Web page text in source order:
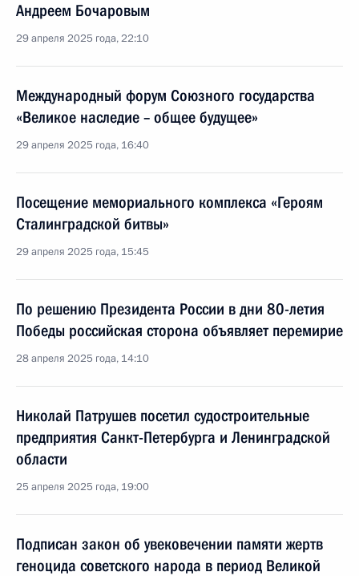
Андреем Бочаровым
29 апреля 2025 года, 22:10
Международный форум Союзного государства
«Великое наследие – общее будущее»
29 апреля 2025 года, 16:40
Посещение мемориального комплекса «Героям
Сталинградской битвы»
29 апреля 2025 года, 15:45
По решению Президента России в дни 80-летия
Победы российская сторона объявляет перемирие
28 апреля 2025 года, 14:10
Николай Патрушев посетил судостроительные
предприятия Санкт-Петербурга и Ленинградской
области
25 апреля 2025 года, 19:00
Подписан закон об увековечении памяти жертв
геноцида советского народа в период Великой